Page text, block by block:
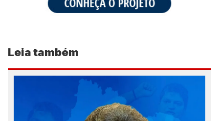
Leia também